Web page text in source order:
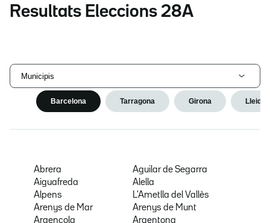
Resultats Eleccions 28A
Municipis
Barcelona Tarragona Girona Lleida
Abrera
Aguilar de Segarra
Aiguafreda
Alella
Alpens
L'Ametlla del Vallès
Arenys de Mar
Arenys de Munt
Argençola
Argentona